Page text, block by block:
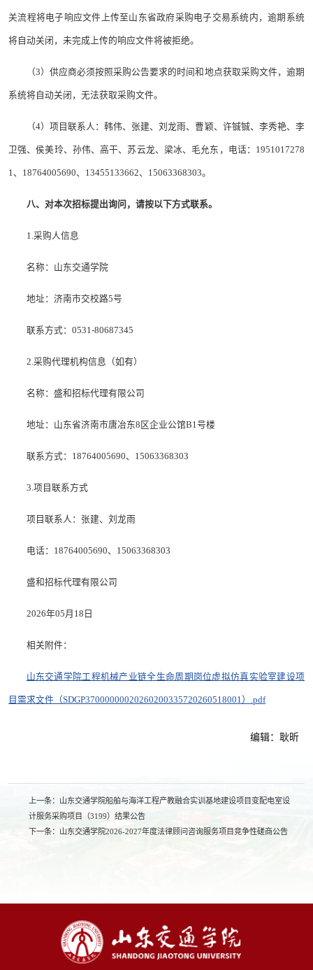
关流程将电子响应文件上传至山东省政府采购电子交易系统内，逾期系统
将自动关闭，未完成上传的响应文件将被拒绝。
（3）供应商必须按照采购公告要求的时间和地点获取采购文件，逾期
系统将自动关闭，无法获取采购文件。
（4）项目联系人：韩伟、张建、刘龙雨、曹颖、许铖铖、李秀艳、李
卫强、侯美玲、孙伟、高干、苏云龙、梁冰、毛允东，电话：1951017278
1、18764005690、13455133662、15063368303。
八、对本次招标提出询问，请按以下方式联系。
1.采购人信息
名称：山东交通学院
地址：济南市交校路5号
联系方式：0531-80687345
2.采购代理机构信息（如有）
名称：盛和招标代理有限公司
地址：山东省济南市唐冶东8区企业公馆B1号楼
联系方式：18764005690、15063368303
3.项目联系方式
项目联系人：张建、刘龙雨
电话：18764005690、15063368303
盛和招标代理有限公司
2026年05月18日
相关附件：
山东交通学院工程机械产业链全生命周期岗位虚拟仿真实验室建设项
目需求文件（SDGP37000000020260200335720260518001）.pdf
编辑：耿昕
上一条：
山东交通学院船舶与海洋工程产教融合实训基地建设项目变配电室设
计服务采购项目（3199）结果公告
下一条：
山东交通学院2026-2027年度法律顾问咨询服务项目竞争性磋商公告